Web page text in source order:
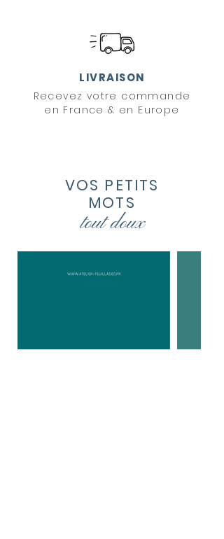
LIVRAISON
Recevez votre commande
en France & en Europe
VOS PETITS
MOTS
toutdoux